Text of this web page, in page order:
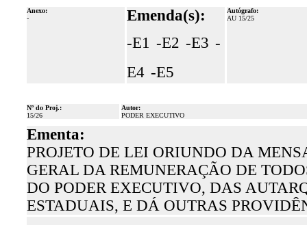
Anexo:
-
Emenda(s):
-E1 -E2 -E3 -
E4 -E5
Autógrafo:
AU 15/25
Nº do Proj.:
15/26
Autor:
PODER EXECUTIVO
Ementa:
PROJETO DE LEI ORIUNDO DA
GERAL DA REMUNERAÇÃO DE
DO PODER EXECUTIVO, DAS
ESTADUAIS, E DÁ OUTRAS